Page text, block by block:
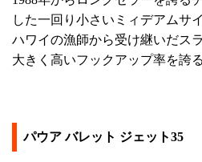
した一回り小さいミィデアムサイ
ハワイの漁師から受け継いだス
大きく高いフックアップ率を誇
パウア バレット ジェット35